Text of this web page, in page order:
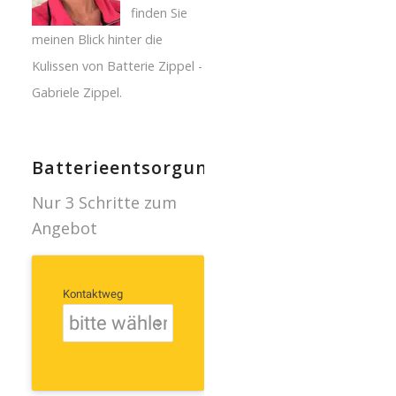
finden Sie
meinen Blick hinter die
Kulissen von Batterie Zippel -
Gabriele Zippel.
Batterieentsorgung
Nur 3 Schritte zum
Angebot
Kontaktweg